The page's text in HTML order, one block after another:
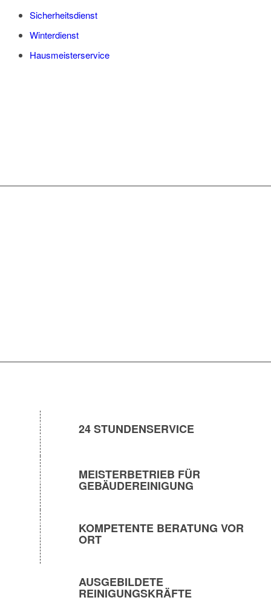
Sicherheitsdienst
Winterdienst
Hausmeisterservice
24 STUNDENSERVICE
MEISTERBETRIEB FÜR
GEBÄUDEREINIGUNG
KOMPETENTE BERATUNG VOR
ORT
AUSGEBILDETE
REINIGUNGSKRÄFTE